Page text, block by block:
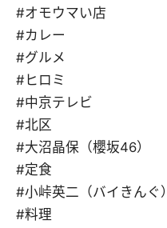
#オモウマい店
#カレー
#グルメ
#ヒロミ
#中京テレビ
#北区
#大沼晶保（櫻坂46）
#定食
#小峠英二（バイきんぐ）
#料理